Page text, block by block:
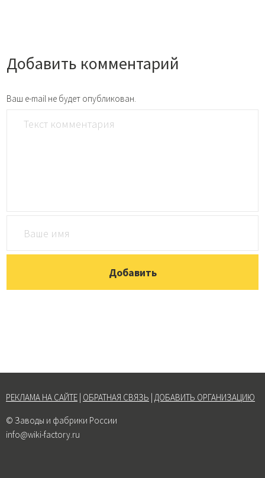
Добавить комментарий
Ваш e-mail не будет опубликован.
РЕКЛАМА НА САЙТЕ ОБРАТНАЯ СВЯЗЬ ДОБАВИТЬ ОРГАНИЗАЦИЮ
© Заводы и фабрики России
info@wiki-factory.ru